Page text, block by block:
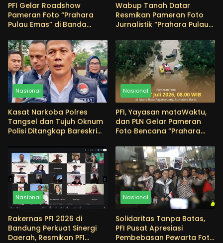
PFI Gelar Roadshow
Pameran Foto “Prahara
Pulau Emas” di Banda
Mitigasi Bencana
Wabup Tanah Datar
Resmikan Pameran Foto
Jurnalistik “Prahara Pulau
tentang Pentingnya
Menjaga Alam
Nasional
Kasat Narkoba Polres
Tangsel dan Tujuh Oknum
Polisi Ditangkap Bareskrim
Penyalahgunaan Narkoba
Nasional
PFI, Yayasan mataWaktu,
dan PLN Gelar Pameran
Foto Bencana “Prahara
Pagaruyuang
Nasional
Rakernas PFI 2026 di
Bandung Perkuat Sinergi
Daerah, Resmikan PFI
Nasional
Solidaritas Tanpa Batas,
PFI Pusat Apresiasi
Pembebasan Pewarta Foto